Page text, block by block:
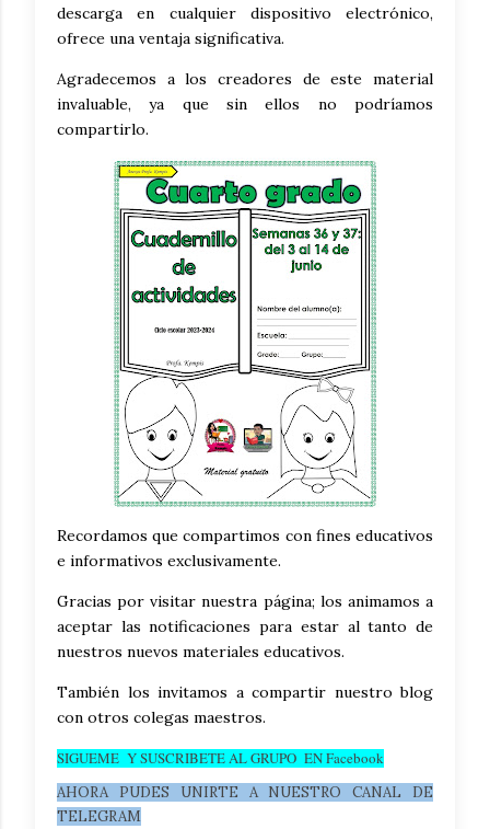
descarga en cualquier dispositivo electrónico,
ofrece una ventaja significativa.
Agradecemos a los creadores de este material
invaluable, ya que sin ellos no podríamos
compartirlo.
Recordamos que compartimos con fines educativos
e informativos exclusivamente.
Gracias por visitar nuestra página; los animamos a
aceptar las notificaciones para estar al tanto de
nuestros nuevos materiales educativos.
También los invitamos a compartir nuestro blog
con otros colegas maestros.
SIGUEME Y SUSCRIBETE AL GRUPO EN Facebook
AHORA PUDES UNIRTE A NUESTRO CANAL DE
TELEGRAM